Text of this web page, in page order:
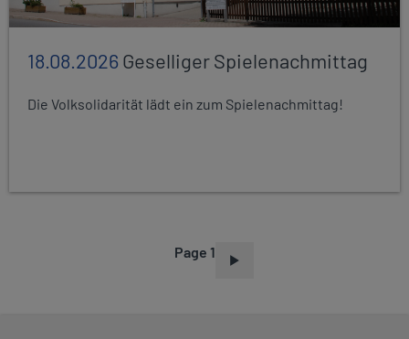
18.08.2026Geselliger Spielenachmittag
Die Volksolidarität lädt ein zum Spielenachmittag!
Page 1